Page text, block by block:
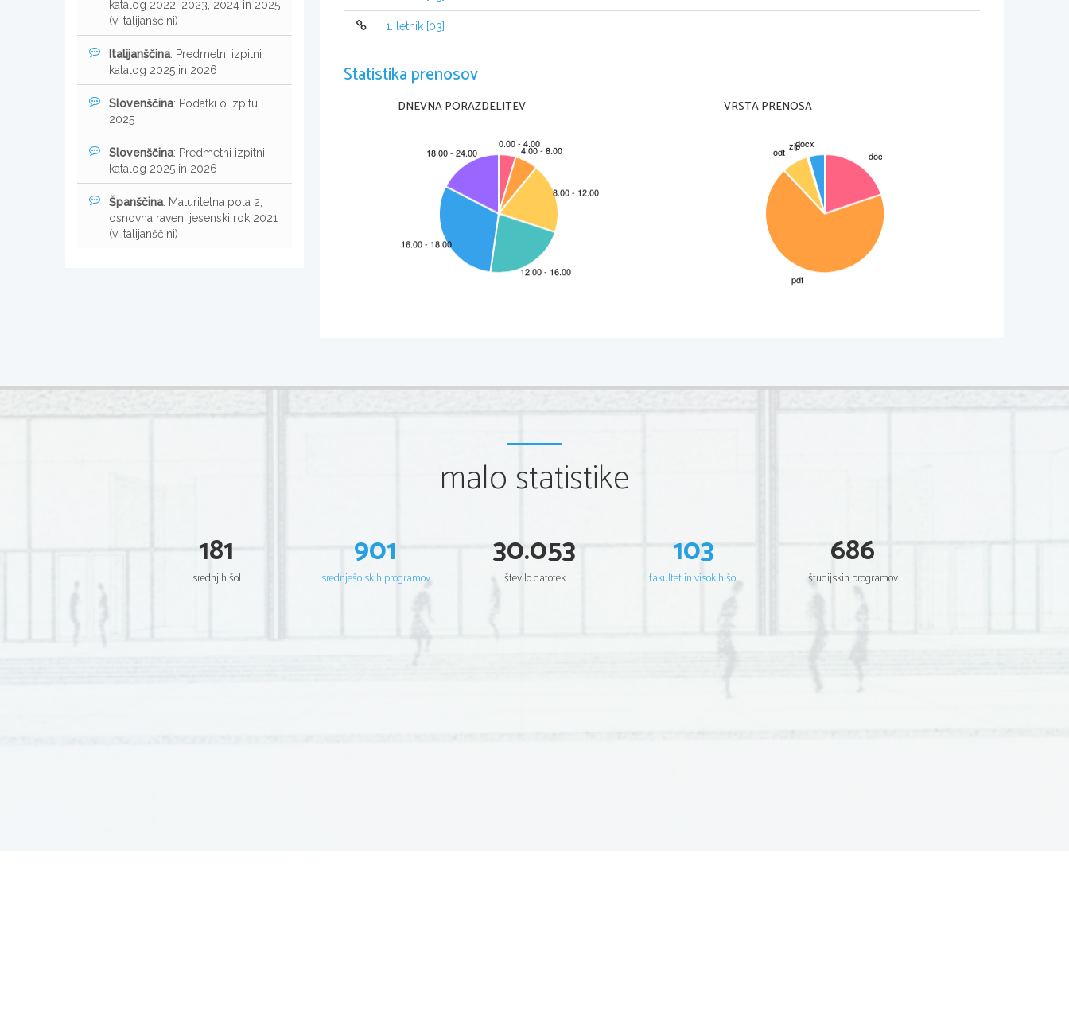
ljudsko in avtorska ali umetna.
Književna besedila delimo na
(pripovedna) in dramska besedila.
Književna besedila delimo tudi po obliki na poezijo in prozo.
besedila z visoko umetniško vrednostjo (visoka literatura)dolgotrajna
estetika, bogata v slogu in stilu. Na primer: Shakespeare: Romeo in Julija;
1. letnik [03]
Statistika prenosov
DNEVNA PORAZDELITEV VRSTA PRENOSA
katalog 2022, 2023, 2024 in 2025
(v italijanščini)
Italijanščina: Predmetni izpitni
katalog 2025 in 2026
Slovenščina: Podatki o izpitu
2025
Slovenščina: Predmetni izpitni
katalog 2025 in 2026
Španščina: Maturitetna pola 2,
osnovna raven, jesenski rok 2021
(v italijanščini)
malo statistike
181
srednjih šol
901
srednješolskih programov
30.053
število datotek
103
fakultet in visokih šol
686
študijskih programov